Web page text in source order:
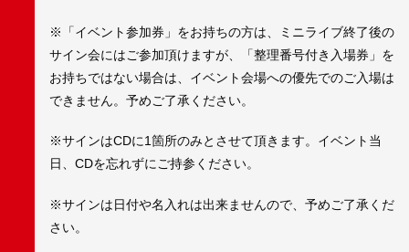
※「イベント参加券」をお持ちの方は、ミニライブ終了後の
サイン会にはご参加頂けますが、「整理番号付き入場券」を
お持ちではない場合は、イベント会場への優先でのご入場は
できません。予めご了承ください。
※サインはCDに1箇所のみとさせて頂きます。イベント当
日、CDを忘れずにご持参ください。
※サインは日付や名入れは出来ませんので、予めご了承くだ
さい。